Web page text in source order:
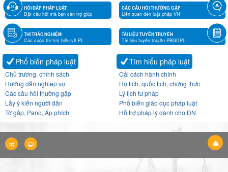
HỎI ĐÁP PHÁP LUẬT
Đặt câu hỏi mà bạn cần trợ giúp
CÁC CÂU HỎI THƯỜNG GẶP
Liên quan đến luật pháp VN
THI TRẮC NGHIỆM
Các cuộc thi tìm hiểu về PL
TÀI LIỆU TUYÊN TRUYỀN
Tài liệu tuyên truyền PBGDPL
Phổ biến pháp luật
Chủ trương, chính sách
Hướng dẫn nghiệp vụ
Các câu hỏi thường gặp
Lấy ý kiến người dân
Tờ gấp, Pano, Áp phích
Tìm hiểu pháp luật
Cải cách hành chính
Hộ tịch, quốc tịch, chứng thực
Lý lịch tư pháp
Phổ biến giáo dục pháp luật
Hỗ trợ pháp lý dành cho DN